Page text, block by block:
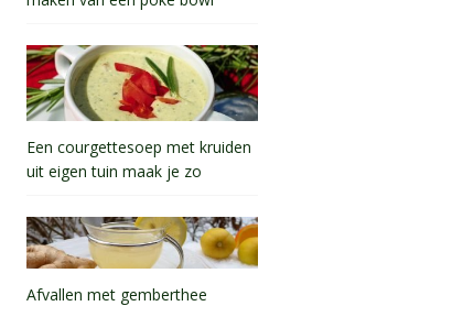
Een courgettesoep met kruiden
uit eigen tuin maak je zo
Afvallen met gemberthee